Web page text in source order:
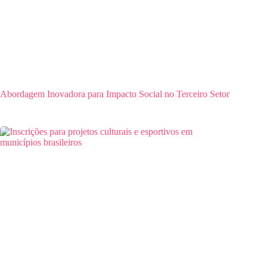
Abordagem Inovadora para Impacto Social no Terceiro Setor